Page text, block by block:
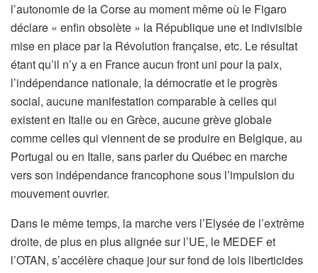
l’autonomie de la Corse au moment même où le Figaro
déclare « enfin obsolète » la République une et indivisible
mise en place par la Révolution française, etc. Le résultat
étant qu’il n’y a en France aucun front uni pour la paix,
l’indépendance nationale, la démocratie et le progrès
social, aucune manifestation comparable à celles qui
existent en Italie ou en Grèce, aucune grève globale
comme celles qui viennent de se produire en Belgique, au
Portugal ou en Italie, sans parler du Québec en marche
vers son indépendance francophone sous l’impulsion du
mouvement ouvrier.
Dans le même temps, la marche vers l’Elysée de l’extrême
droite, de plus en plus alignée sur l’UE, le MEDEF et
l’OTAN, s’accélère chaque jour sur fond de lois liberticides